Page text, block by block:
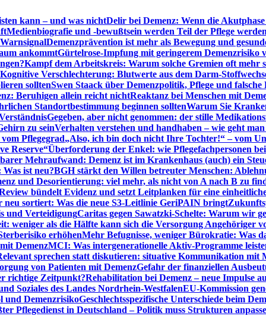
kann – und was nichtDelir bei Demenz: Wenn die
Medienbiografie und -bewußtsein werden Teil der Pflege werden
Demenzprävention ist mehr als Bewegung und
ankommtGürtelrose-Impfung mit geringerem Demenzrisiko
Kampf dem Arbeitskreis: Warum solche Gremien oft mehr
Kognitive Verschlechterung: Blutwerte aus dem Darm-
solltenSwen Staack über Demenzpolitik, Pflege und falsche
Beruhigen allein reicht nichtReaktanz bei Menschen mit
Standortbestimmung beginnen solltenWarum Sie
Gegeben, aber nicht genommen: der stille
zu seinVerhalten verstehen und handhaben – wie geht
Pflegegrad„Also, ich bin doch nicht Ihre Tochter!“ – vom
Reserve“Überforderung der Enkel: wie Pflegefachpersonen
Mehraufwand: Demenz ist im Krankenhaus (auch) ein
ist neu?BGH stärkt den Willen betreuter Menschen:
und Desorientierung: viel mehr, als nicht von A nach B zu
bündelt Evidenz und setzt Leitplanken für eine
neu sortiert: Was die neue S3-Leitlinie GeriPAIN bringt
und VerteidigungCaritas gegen Sawatzki-Schelte: Warum wir
weniger als die Hälfte kann sich die Versorgung Angehöriger
erhöhenMehr Befugnisse, weniger Bürokratie: Was
DemenzMCI: Was intergenerationelle Aktiv-Programme
sprechen statt diskutieren: situative Kommunikation mit
von Patienten mit DemenzGefahr der finanziellen
richtige Zeitpunkt?Rehabilitation bei Demenz – neue Impulse
Soziales des Landes Nordrhein-WestfalenEU-Kommission
und DemenzrisikoGeschlechtsspezifische Unterschiede beim
Pflegedienst in Deutschland – Politik muss Strukturen